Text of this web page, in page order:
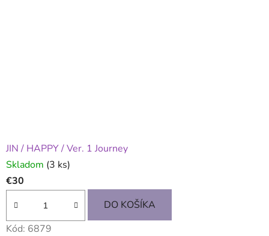
o
d
e
JIN / HAPPY / Ver. 1 Journey
Skladom (3 ks)
€30
DO KOŠÍKA
Kód: 6879